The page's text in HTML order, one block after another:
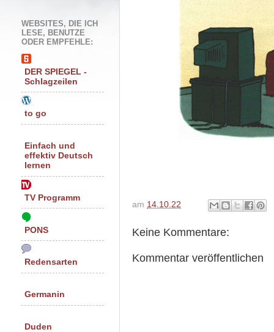
am 14.10.22
Keine Kommentare:
Kommentar veröffentlichen
WEBSITES, DIE ICH
LESE, BENUTZE
ODER EMPFEHLE:
DER SPIEGEL -
Schlagzeilen
to go
Einfach und
effektiv Deutsch
lernen
TV Programm
PONS
Redensarten
Germanin
Duden